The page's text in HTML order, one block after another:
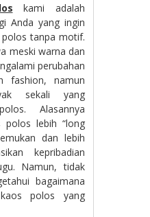
kami adalah
Anda yang ingin
tanpa motif.
meski warna dan
perubahan
fashion, namun
sekali yang
Alasannya
polos lebih “long
dan lebih
kepribadian
Namun, tidak
bagaimana
polos yang